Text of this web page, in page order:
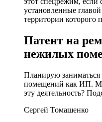
установленные
территории которого
Патент на
нежилых
Планирую
помещений как ИП.
эту деятельность?
Сергей Томашенко